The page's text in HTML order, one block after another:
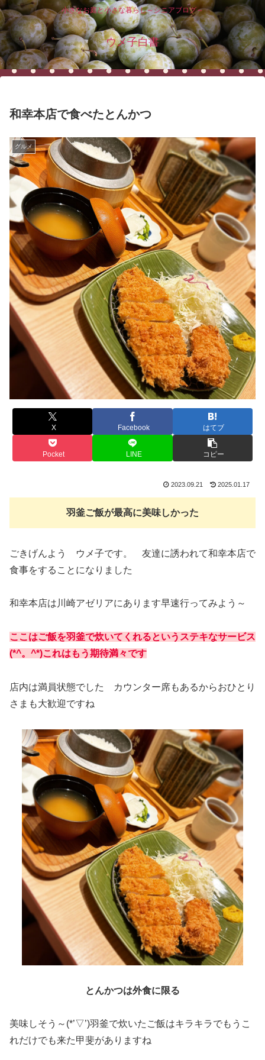
小さなお庭と小さな暮らし～シニアブログ～
ウメ子白書
和幸本店で食べたとんかつ
グルメ
X Facebook はてブ
Pocket LINE コピー
2023.09.21 2025.01.17
羽釜ご飯が最高に美味しかった
ごきげんよう ウメ子です。 友達に誘われて和幸本店で
食事をすることになりました
和幸本店は川崎アゼリアにあります早速行ってみよう～
ここはご飯を羽釜で炊いてくれるというステキなサービス
(*^。^*)これはもう期待満々です
店内は満員状態でした カウンター席もあるからおひとり
さまも大歓迎ですね
とんかつは外食に限る
美味しそう～(*’▽’)羽釜で炊いたご飯はキラキラでもうこ
れだけでも来た甲斐がありますね